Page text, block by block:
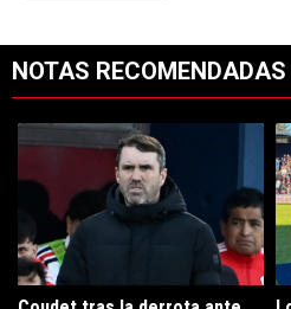
NOTAS RECOMENDADAS
Un artículo de tendencia con el